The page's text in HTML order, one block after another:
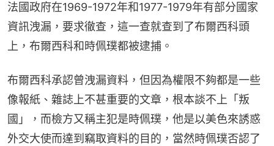
法國政府在1969-1972年和1977-1979年有部分國家
資訊洩漏，要求徹查，這一查就查到了布爾西科頭
上，布爾西科和時佩璞都被逮捕。
布爾西科承認曾洩漏資料，但因為權限不夠都是一些
像報紙、雜誌上不甚重要的文章，根本談不上「叛
國」，而檢方又稱主犯是時佩璞，他是以美色來誘惑
外交大使而達到竊取資料的目的，當然時佩璞否認了